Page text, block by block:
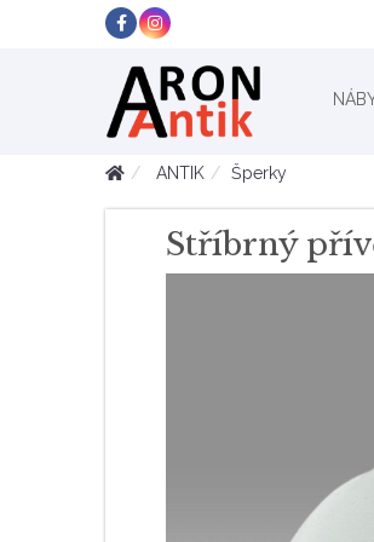
ANTIK Šperky
Stříbrný